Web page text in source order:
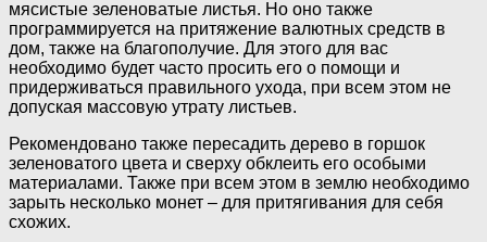
мясистые зеленоватые листья. Но оно также
программируется на притяжение валютных средств в
дом, также на благополучие. Для этого для вас
необходимо будет часто просить его о помощи и
придерживаться правильного ухода, при всем этом не
допуская массовую утрату листьев.
Рекомендовано также пересадить дерево в горшок
зеленоватого цвета и сверху обклеить его особыми
материалами. Также при всем этом в землю необходимо
зарыть несколько монет – для притягивания для себя
схожих.